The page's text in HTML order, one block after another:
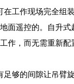
工作现场完全组
面遥控的。自升
作，而无需重新配
够的间隙让吊臂